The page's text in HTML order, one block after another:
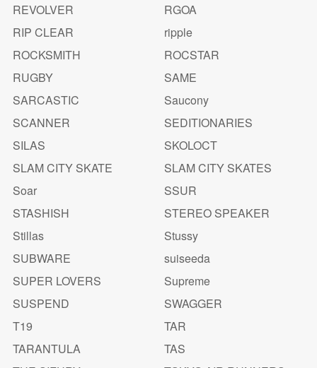
REVOLVER
RGOA
RIP CLEAR
ripple
ROCKSMITH
ROCSTAR
RUGBY
SAME
SARCASTIC
Saucony
SCANNER
SEDITIONARIES
SILAS
SKOLOCT
SLAM CITY SKATE
SLAM CITY SKATES
Soar
SSUR
STASHISH
STEREO SPEAKER
Stillas
Stussy
SUBWARE
suiseeda
SUPER LOVERS
Supreme
SUSPEND
SWAGGER
T19
TAR
TARANTULA
TAS